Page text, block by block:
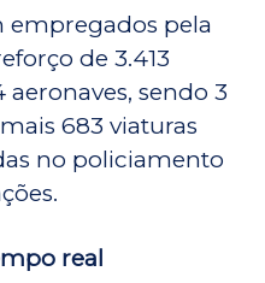
empregados pela
de 3.413
sendo 3
683 viaturas
no policiamento
real